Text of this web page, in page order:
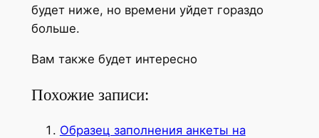
будет ниже, но времени уйдет гораздо
больше.
Вам также будет интересно
Похожие записи:
Образец заполнения анкеты на